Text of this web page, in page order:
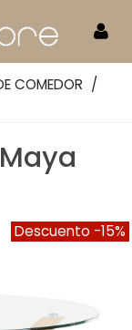
COMEDOR /
Descuento -15%